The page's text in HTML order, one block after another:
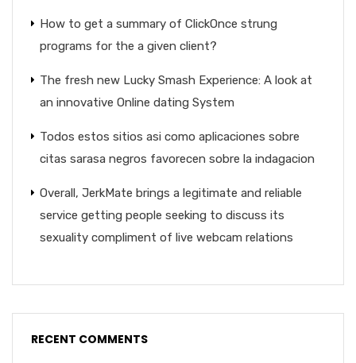
How to get a summary of ClickOnce strung
programs for the a given client?
The fresh new Lucky Smash Experience: A look at
an innovative Online dating System
Todos estos sitios asi­ como aplicaciones sobre
citas sarasa negros favorecen sobre la indagacion
Overall, JerkMate brings a legitimate and reliable
service getting people seeking to discuss its
sexuality compliment of live webcam relations
RECENT COMMENTS